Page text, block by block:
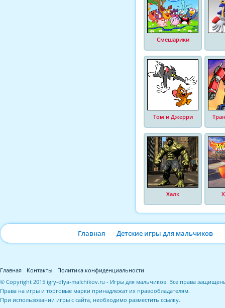
Смешарики
Том и Джерри
Халк
Главная Детские игры для мальчиков
Главная Контакты
Политика конфиденциальности
© Copyright 2015 igry-dlya-malchikov.ru - Игры для мальчиков. Все права
Права на игры и торговые марки принадлежат их правообладателям.
При использовании игры с сайта, необходимо разместить ссылку.